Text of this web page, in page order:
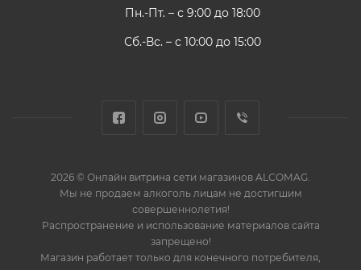
Пн.-Пт. – с 9:00 до 18:00
Сб.-Вс. – с 10:00 до 15:00
2026 © Онлайн витрина сети магазинов ALCOMAG.
Мы не продаем алкоголь лицам не достигшим
совершеннолетия!
Распространение и использование материалов сайта
запрещено!
Магазин работает только для конечного потребителя,